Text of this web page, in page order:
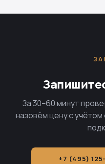
За 30–60 минут
назовём цену с
+7 (495)